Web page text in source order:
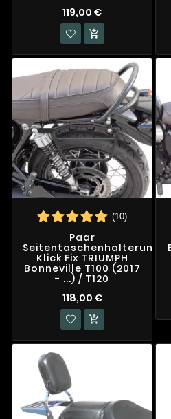
119,00 €

(10)
Paar
Klick Fix TRIUMPH
Bonneville T100 (2017
- ...) / T120
118,00 €
